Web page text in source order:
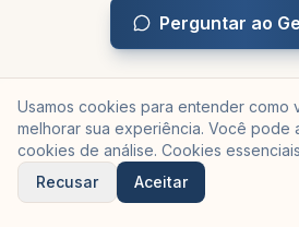
Perguntar ao
Usamos cookies para entender como
melhorar sua experiência. Você pode
cookies de análise. Cookies
Recusar
Aceitar